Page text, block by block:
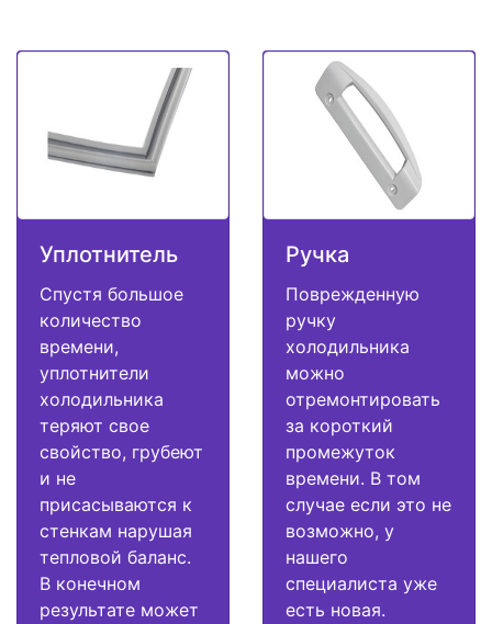
Уплотнитель
Спустя большое
количество
времени,
уплотнители
холодильника
теряют свое
свойство, грубеют
и не
присасываются к
стенкам нарушая
тепловой баланс.
В конечном
результате может
Ручка
Поврежденную
ручку
холодильника
можно
отремонтировать
за короткий
промежуток
времени. В том
случае если это не
возможно, у
нашего
специалиста уже
есть новая.